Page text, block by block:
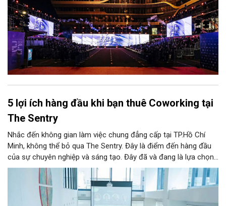
5 lợi ích hàng đầu khi bạn thuê Coworking tại
The Sentry
Nhắc đến không gian làm việc chung đẳng cấp tại TP.Hồ Chí
Minh, không thể bỏ qua The Sentry. Đây là điểm đến hàng đầu
của sự chuyên nghiệp và sáng tạo. Đây đã và đang là lựa chọn
ưu tiên của đông đảo doanh nghiệp cũng như cá nhân khi tìm
kiếm một văn phòng làm việc chuẩn mực giữa lòng thành phố
sôi động bậc nhất cả nước này.